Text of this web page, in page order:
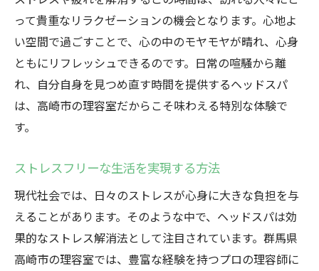
って貴重なリラクゼーションの機会となります。心地よ
い空間で過ごすことで、心の中のモヤモヤが晴れ、心身
ともにリフレッシュできるのです。日常の喧騒から離
れ、自分自身を見つめ直す時間を提供するヘッドスパ
は、高崎市の理容室だからこそ味わえる特別な体験で
す。
ストレスフリーな生活を実現する方法
現代社会では、日々のストレスが心身に大きな負担を与
えることがあります。そのような中で、ヘッドスパは効
果的なストレス解消法として注目されています。群馬県
高崎市の理容室では、豊富な経験を持つプロの理容師に